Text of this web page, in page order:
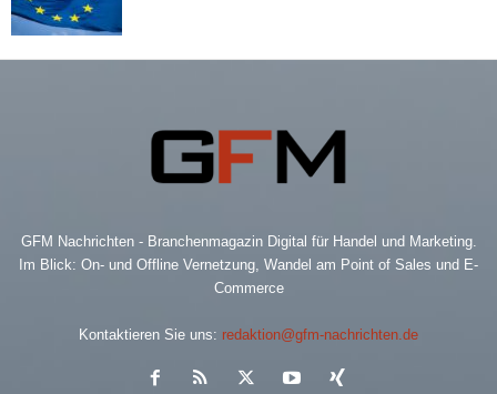
GFM Nachrichten - Branchenmagazin Digital für Handel und Marketing.
Im Blick: On- und Offline Vernetzung, Wandel am Point of Sales und E-
Commerce
Kontaktieren Sie uns: redaktion@gfm-nachrichten.de